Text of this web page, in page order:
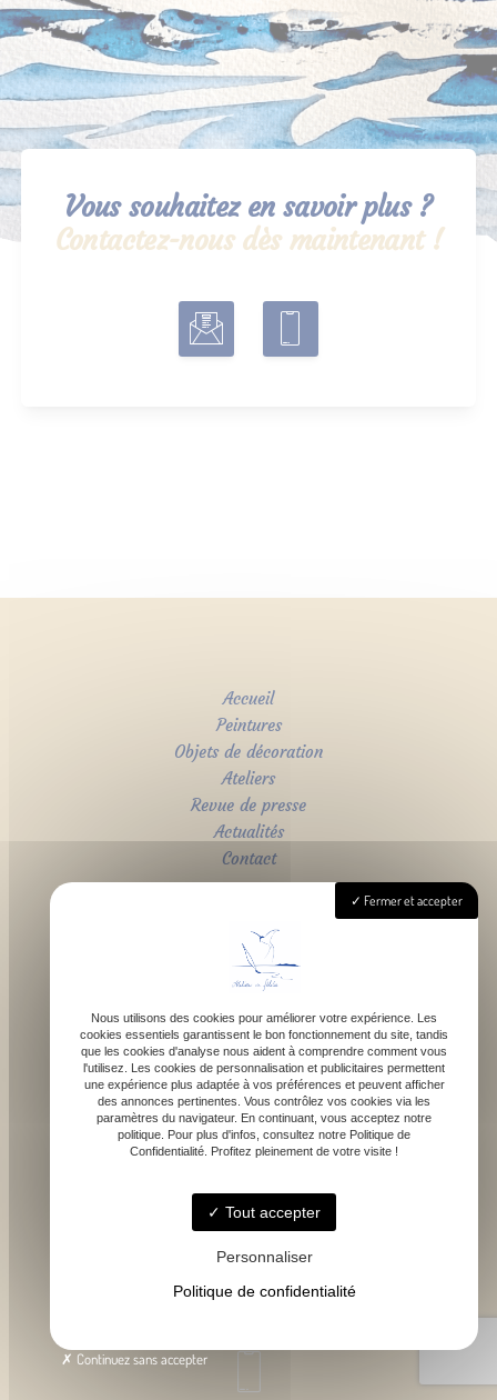
Vous souhaitez en savoir plus ?
Contactez-nous dès maintenant !
Accueil
Peintures
Objets de décoration
Ateliers
Revue de presse
Actualités
Contact
1043 route de bragot, 31470 Fonsorbes
contact@atelierdefelicie.fr
Fermer et accepter
Nous utilisons des cookies pour améliorer votre expérience. Les
cookies essentiels garantissent le bon fonctionnement du site, tandis
que les cookies d'analyse nous aident à comprendre comment vous
l'utilisez. Les cookies de personnalisation et publicitaires permettent
une expérience plus adaptée à vos préférences et peuvent afficher
des annonces pertinentes. Vous contrôlez vos cookies via les
paramètres du navigateur. En continuant, vous acceptez notre
politique. Pour plus d'infos, consultez notre Politique de
Confidentialité. Profitez pleinement de votre visite !
Tout accepter
Personnaliser
Politique de confidentialité
Continuez sans accepter